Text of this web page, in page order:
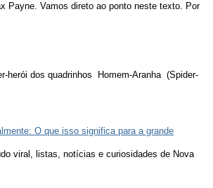
Payne. Vamos direto ao ponto neste texto. Por
herói dos quadrinhos Homem-Aranha (Spider-
O que isso significa para a grande
viral, listas, notícias e curiosidades de Nova